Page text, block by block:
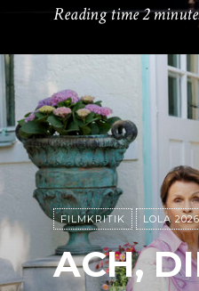
Reading time2
FILMKRITIK LOLA 2026
ACH,